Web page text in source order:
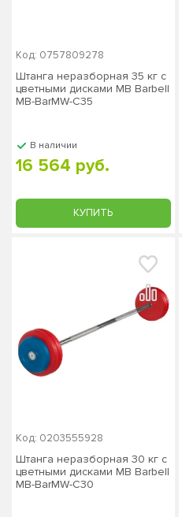
Код: 0757809278
Штанга неразборная 35 кг с
цветными дисками MB Barbell
MB-BarMW-C35
В наличии
16 564 руб.
КУПИТЬ
Код: 0203555928
Штанга неразборная 30 кг с
цветными дисками MB Barbell
MB-BarMW-C30